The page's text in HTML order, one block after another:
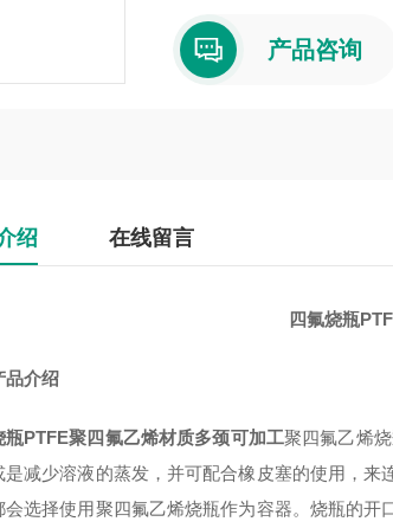
产品咨询
绍 在线留言
四氟烧瓶
品介绍
瓶PTFE聚四氟乙烯材质多颈可加工聚四氟乙烯
是减少溶液的蒸发，并可配合橡皮塞的使用，来
会选择使用聚四氟乙烯烧瓶作为容器。烧瓶的